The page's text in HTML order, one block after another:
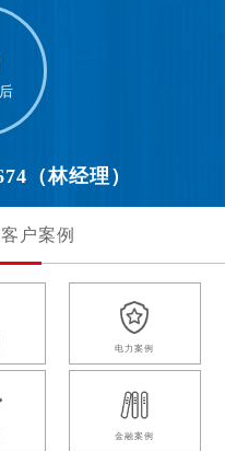
（林经理）
客户案例
电力案例
金融案例